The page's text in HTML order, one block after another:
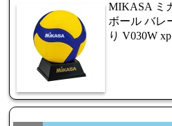
MIKASA ミ
ボール バレ
り V030W